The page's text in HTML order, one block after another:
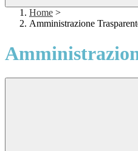
Home >
Amministrazione